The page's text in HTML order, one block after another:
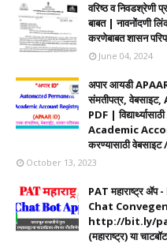
वरिष्ठ व निवडश्रेणी
बाबत | नावनोंदणी
करणेबाबत शासन
June 04, 2024
अपार आयडी APAAR
संमतीपत्र,
PDF |
Academic
करण्यासाठी वेबसाइट
October 13, 2023
PAT
Chat
http://bit.ly/pat-
(महाराष्ट्र) या